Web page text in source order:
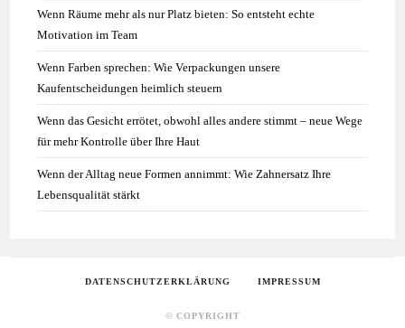
Wenn Räume mehr als nur Platz bieten: So entsteht echte
Motivation im Team
Wenn Farben sprechen: Wie Verpackungen unsere
Kaufentscheidungen heimlich steuern
Wenn das Gesicht errötet, obwohl alles andere stimmt – neue Wege
für mehr Kontrolle über Ihre Haut
Wenn der Alltag neue Formen annimmt: Wie Zahnersatz Ihre
Lebensqualität stärkt
DATENSCHUTZERKLÄRUNG IMPRESSUM
© COPYRIGHT